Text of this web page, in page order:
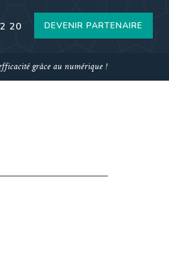
20 DEVENIR PARTENAIRE
grâce au numérique !